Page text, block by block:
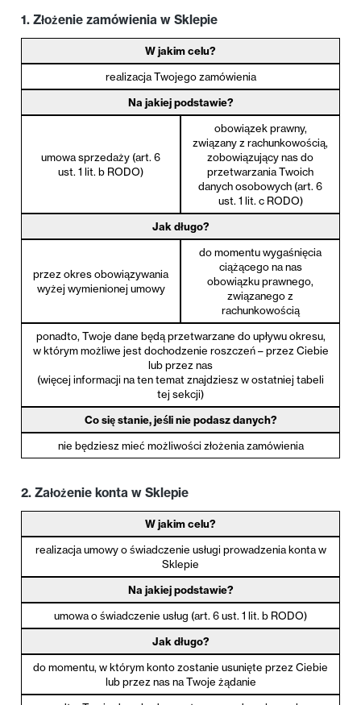
1. Złożenie zamówienia w Sklepie
W jakim celu?
realizacja Twojego zamówienia
Na jakiej podstawie?
umowa sprzedaży (art. 6
ust. 1 lit. b RODO)
obowiązek prawny,
związany z rachunkowością,
zobowiązujący nas do
przetwarzania Twoich
danych osobowych (art. 6
ust. 1 lit. c RODO)
Jak długo?
przez okres obowiązywania
wyżej wymienionej umowy
do momentu wygaśnięcia
ciążącego na nas
obowiązku prawnego,
związanego z
rachunkowością
ponadto, Twoje dane będą przetwarzane do upływu okresu,
w którym możliwe jest dochodzenie roszczeń – przez Ciebie
lub przez nas
(więcej informacji na ten temat znajdziesz w ostatniej tabeli
tej sekcji)
Co się stanie, jeśli nie podasz danych?
nie będziesz mieć możliwości złożenia zamówienia
2. Założenie konta w Sklepie
W jakim celu?
realizacja umowy o świadczenie usługi prowadzenia konta w
Sklepie
Na jakiej podstawie?
umowa o świadczenie usług (art. 6 ust. 1 lit. b RODO)
Jak długo?
do momentu, w którym konto zostanie usunięte przez Ciebie
lub przez nas na Twoje żądanie